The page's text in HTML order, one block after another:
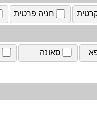
חניה פרטית
סאונה